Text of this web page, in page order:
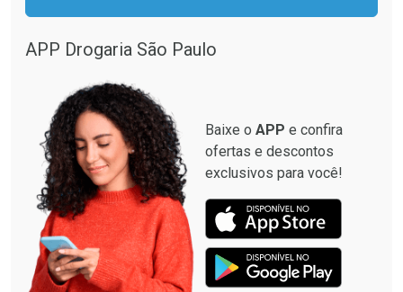
APP Drogaria São Paulo
Baixe o APP e confira
ofertas e descontos
exclusivos para você!